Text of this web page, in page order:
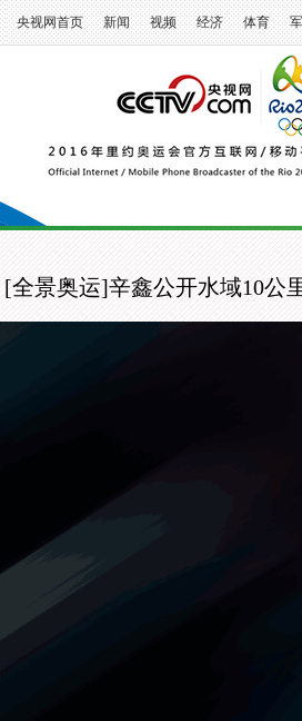
央视网首页 新闻 视频 经济 体育
[全景奥运]辛鑫公开水域10公